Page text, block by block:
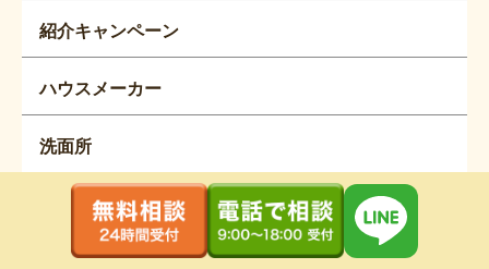
紹介キャンペーン
ハウスメーカー
洗面所
外構